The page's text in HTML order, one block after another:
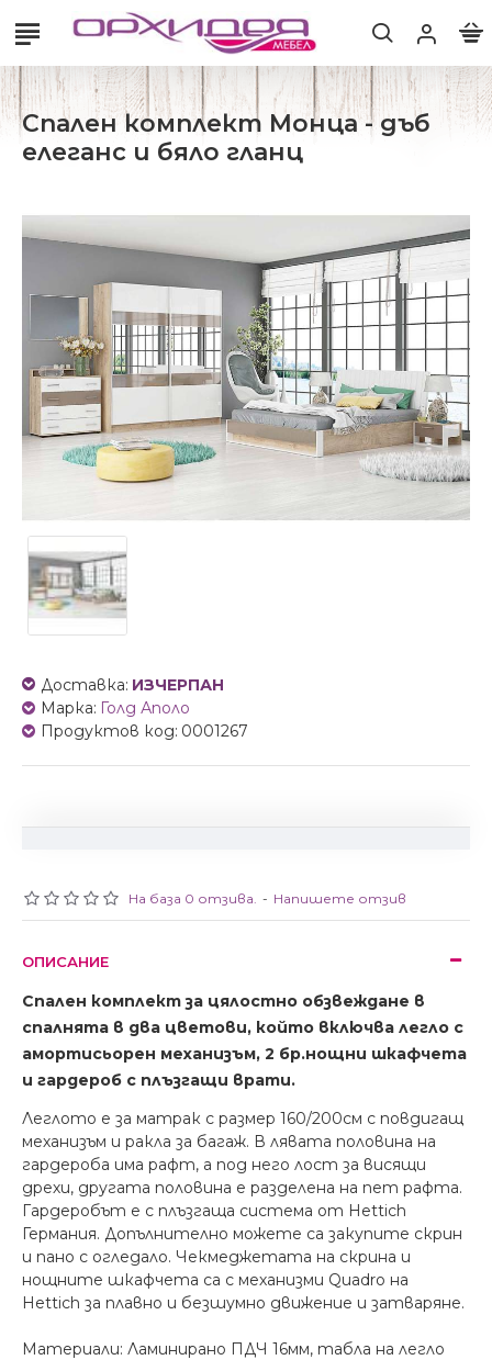
Спален комплект Монца - дъб
елеганс и бяло гланц
На база 0 отзива. - Напишете отзив
Доставка: ИЗЧЕРПАН
Марка: Голд Аполо
Продуктов код: 0001267
ОПИСАНИЕ
Спален комплект за цялостно обзвеждане в
спалнята в два цветови, който включва легло с
амортисьорен механизъм, 2 бр.нощни шкафчета
и гардероб с плъзгащи врати.
Леглото е за матрак с размер 160/200см с повдигащ
механизъм и ракла за багаж. В лявата половина на
гардероба има рафт, а под него лост за висящи
дрехи, другата половина е разделена на пет рафта.
Гардеробът е с плъзгаща система от Hettich
Германия. Допълнително можете са закупите скрин
и пано с огледало. Чекмеджетата на скрина и
нощните шкафчета са с механизми Quadro на
Hettich за плавно и безшумно движение и затваряне.
Материали: Ламинирано ПДЧ 16мм, табла на легло